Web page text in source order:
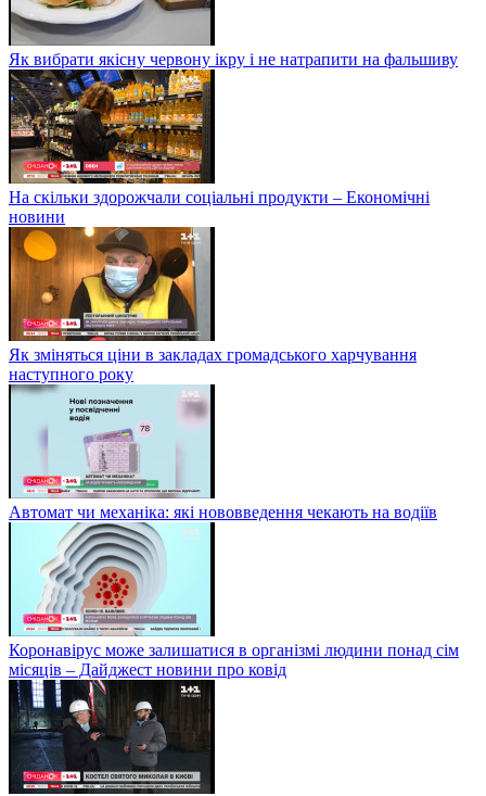
Як вибрати якісну червону ікру і не натрапити на фальшиву
На скільки здорожчали соціальні продукти – Економічні
новини
Як зміняться ціни в закладах громадського харчування
наступного року
Автомат чи механіка: які нововведення чекають на водіїв
Коронавірус може залишатися в організмі людини понад сім
місяців – Дайджест новини про ковід